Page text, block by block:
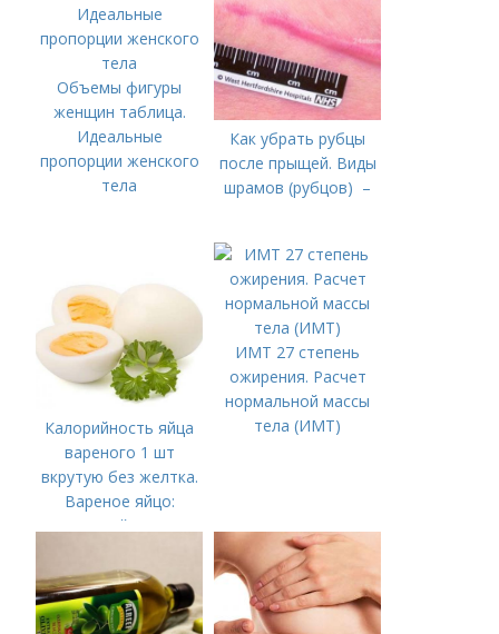
Объемы фигуры
женщин таблица.
Идеальные
пропорции женского
тела
Как убрать рубцы
после прыщей. Виды
шрамов (рубцов) –
Калорийность яйца
вареного 1 шт
вкрутую без желтка.
Вареное яйцо:
калорийность
ИМТ 27 степень
ожирения. Расчет
нормальной массы
тела (ИМТ)